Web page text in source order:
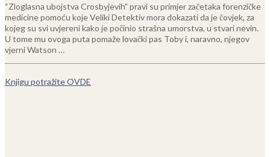
“Zloglasna ubojstva Crosbyjevih” pravi su primjer začetaka forenzičke
medicine pomoću koje Veliki Detektiv mora dokazati da je čovjek, za
kojeg su svi uvjereni kako je počinio strašna umorstva, u stvari nevin.
U tome mu ovoga puta pomaže lovački pas Toby i, naravno, njegov
vjerni Watson …
Knjigu potražite OVDE